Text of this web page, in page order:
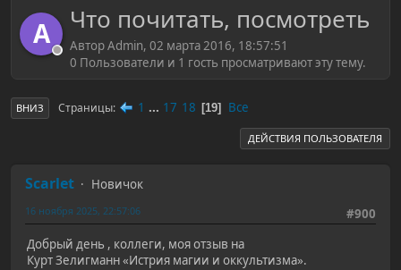
A Что почитать, посмотреть
Автор Admin, 02 марта 2016, 18:57:51
0 Пользователи и 1 гость просматривают эту тему.
ВНИЗ Страницы 1 ... 17 18 19 Все
ДЕЙСТВИЯ ПОЛЬЗОВАТЕЛЯ
Scarlet
Новичок
#900
16 ноября 2025, 22:57:06
Добрый день , коллеги, моя отзыв на
Курт Зелигманн «Истрия магии и оккультизма».